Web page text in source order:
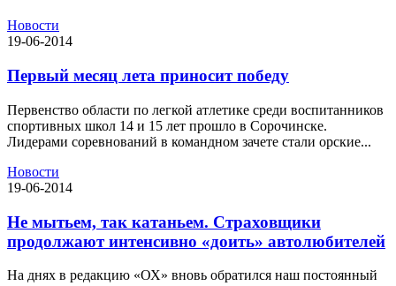
Новости
19-06-2014
Первый месяц лета приносит победу
Первенство области по легкой атлетике среди воспитанников
спортивных школ 14 и 15 лет прошло в Сорочинске.
Лидерами соревнований в командном зачете стали орские...
Новости
19-06-2014
Не мытьем, так катаньем. Страховщики
продолжают интенсивно «доить» автолюбителей
На днях в редакцию «ОХ» вновь обратился наш постоянный